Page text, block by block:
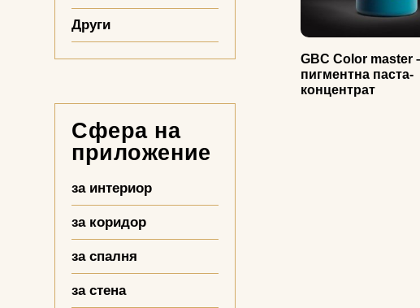
GBC Color master
пигментна паста-
концентрат
Други
Сфера на
приложение
за интериор
за коридор
за спалня
за стена